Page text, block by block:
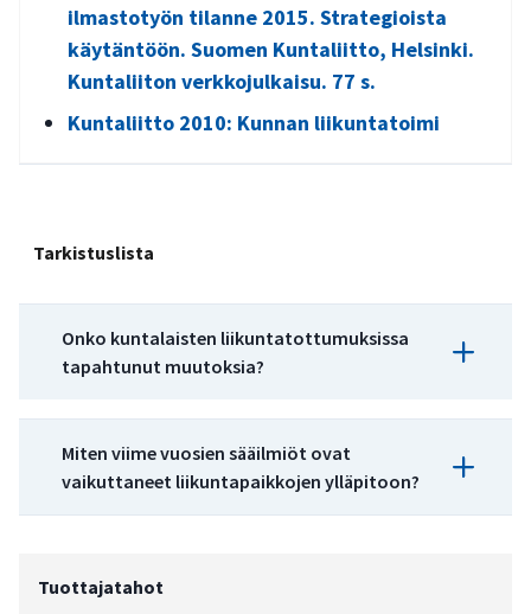
ilmastotyön tilanne 2015. Strategioista
käytäntöön. Suomen Kuntaliitto, Helsinki.
Kuntaliiton verkkojulkaisu. 77 s.
Kuntaliitto 2010: Kunnan liikuntatoimi
Tarkistuslista
Onko kuntalaisten liikuntatottumuksissa
tapahtunut muutoksia?
Miten viime vuosien sääilmiöt ovat
vaikuttaneet liikuntapaikkojen ylläpitoon?
Tuottajatahot